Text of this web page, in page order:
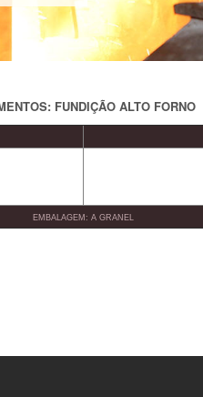
FUNDIÇÃO ALTO FORNO
EMBALAGEM: A GRANEL